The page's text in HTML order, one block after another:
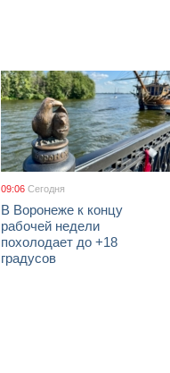
09:06 Сегодня
В Воронеже к концу
рабочей недели
похолодает до +18
градусов